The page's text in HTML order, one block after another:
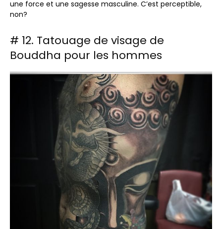
une force et une sagesse masculine. C’est perceptible,
non?
# 12. Tatouage de visage de
Bouddha pour les hommes